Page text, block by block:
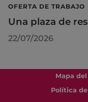
OFERTA DE TRABAJO
Una plaza de
22/07/2026
Mapa
Política